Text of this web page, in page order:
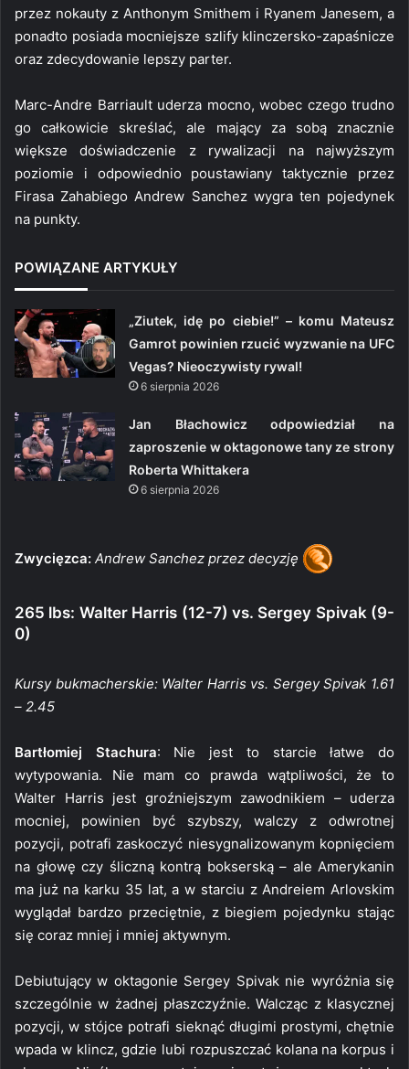
przez nokauty z Anthonym Smithem i Ryanem Janesem, a
ponadto posiada mocniejsze szlify klinczersko-zapaśnicze
oraz zdecydowanie lepszy parter.
Marc-Andre Barriault uderza mocno, wobec czego trudno
go całkowicie skreślać, ale mający za sobą znacznie
większe doświadczenie z rywalizacji na najwyższym
poziomie i odpowiednio poustawiany taktycznie przez
Firasa Zahabiego Andrew Sanchez wygra ten pojedynek
na punkty.
POWIĄZANE ARTYKUŁY
„Ziutek, idę po ciebie!” – komu Mateusz
Gamrot powinien rzucić wyzwanie na UFC
Vegas? Nieoczywisty rywal!
6 sierpnia 2026
Jan Błachowicz odpowiedział na
zaproszenie w oktagonowe tany ze strony
Roberta Whittakera
6 sierpnia 2026
Zwycięzca: Andrew Sanchez przez decyzję
265 lbs: Walter Harris (12-7) vs. Sergey Spivak (9-
0)
Kursy bukmacherskie: Walter Harris vs. Sergey Spivak 1.61
– 2.45
Bartłomiej Stachura: Nie jest to starcie łatwe do
wytypowania. Nie mam co prawda wątpliwości, że to
Walter Harris jest groźniejszym zawodnikiem – uderza
mocniej, powinien być szybszy, walczy z odwrotnej
pozycji, potrafi zaskoczyć niesygnalizowanym kopnięciem
na głowę czy śliczną kontrą bokserską – ale Amerykanin
ma już na karku 35 lat, a w starciu z Andreiem Arlovskim
wyglądał bardzo przeciętnie, z biegiem pojedynku stając
się coraz mniej i mniej aktywnym.
Debiutujący w oktagonie Sergey Spivak nie wyróżnia się
szczególnie w żadnej płaszczyźnie. Walcząc z klasycznej
pozycji, w stójce potrafi sieknąć długimi prostymi, chętnie
wpada w klincz, gdzie lubi rozpuszczać kolana na korpus i